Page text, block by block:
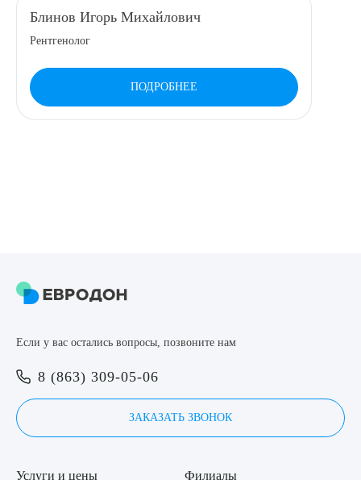
Блинов Игорь Михайлович
Рентгенолог
ПОДРОБНЕЕ
Если у вас остались вопросы, позвоните нам
8 (863) 309-05-06
ЗАКАЗАТЬ ЗВОНОК
Услуги и цены Филиалы
Выберите сопутствующую услугу